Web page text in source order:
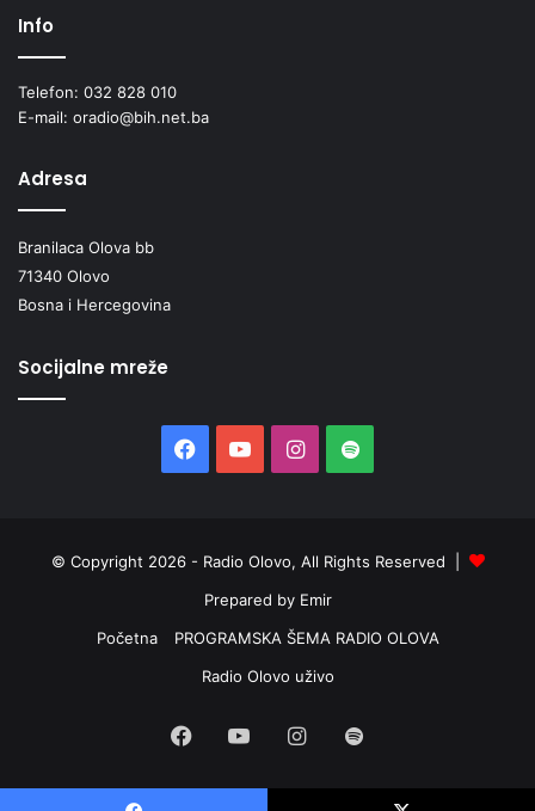
Info
Telefon: 032 828 010
E-mail: oradio@bih.net.ba
Adresa
Branilaca Olova bb
71340 Olovo
Bosna i Hercegovina
Socijalne mreže
Facebook
YouTubeInstagram
Spotify
© Copyright 2026 - Radio Olovo, All Rights Reserved |
Prepared by Emir
Početna
PROGRAMSKA ŠEMA RADIO OLOVA
Radio Olovo uživo
Facebook
YouTubeInstagram
Spotify